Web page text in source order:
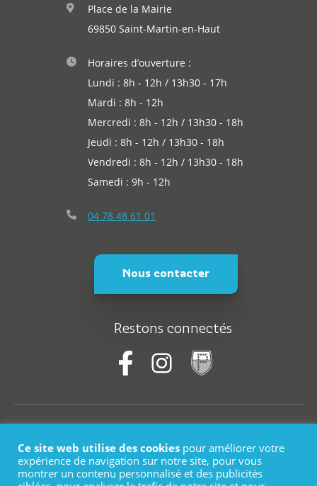
Place de la Mairie
69850 Saint-Martin-en-Haut
Horaires d’ouverture :
Lundi : 8h - 12h / 13h30 - 17h
Mardi : 8h - 12h
Mercredi : 8h - 12h / 13h30 - 18h
Jeudi : 8h - 12h / 13h30 - 18h
Vendredi : 8h - 12h / 13h30 - 18h
Samedi : 9h - 12h
04 78 48 61 01
Nous contacter
Restons connectés
Plan du site
Ce site web utilise des cookies pour améliorer votre
expérience de navigation sur notre site, pour vous
montrer un contenu personnalisé et des publicités